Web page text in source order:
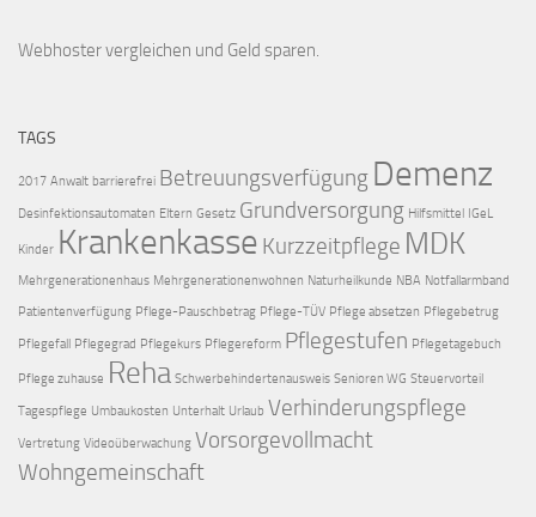
Webhoster vergleichen und Geld sparen.
TAGS
2017 Anwalt barrierefrei Betreuungsverfügung Demenz
Desinfektionsautomaten Eltern Gesetz Grundversorgung Hilfsmittel IGeL
Kinder Krankenkasse Kurzzeitpflege MDK
Mehrgenerationenhaus Mehrgenerationenwohnen Naturheilkunde NBA Notfallarmband
Patientenverfügung Pflege-Pauschbetrag Pflege-TÜV Pflege absetzen Pflegebetrug
Pflegefall Pflegegrad Pflegekurs Pflegereform Pflegestufen Pflegetagebuch
Pflege zuhause Reha Schwerbehindertenausweis Senioren WG Steuervorteil
Tagespflege Umbaukosten Unterhalt Urlaub Verhinderungspflege
Vertretung Videoüberwachung Vorsorgevollmacht
Wohngemeinschaft